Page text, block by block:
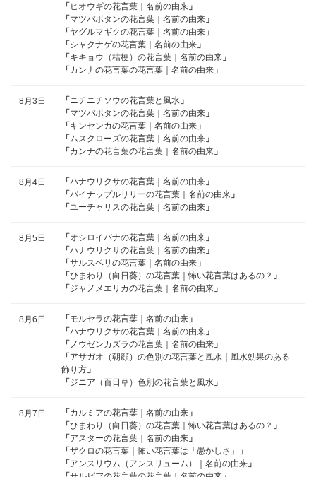
「 ヒオウギの花言葉｜名前の由来 」
「 マツバボタンの花言葉｜名前の由来 」
「 ヤグルマギクの花言葉｜名前の由来 」
「 シャクナゲの花言葉｜名前の由来 」
「 キキョウ（桔梗）の花言葉｜名前の由来 」
「 カンナの花言葉の花言葉｜名前の由来 」
8月3日 「 ニチニチソウの花言葉と風水 」
「 マツバボタンの花言葉｜名前の由来 」
「 キンセンカの花言葉｜名前の由来 」
「 ムスクローズの花言葉｜名前の由来 」
「 カンナの花言葉の花言葉｜名前の由来 」
8月4日 「 ハナウリクサの花言葉｜名前の由来 」
「 パイナップルリリーの花言葉｜名前の由来 」
「 ユーチャリスの花言葉｜名前の由来 」
8月5日 「 オシロイバナの花言葉｜名前の由来 」
「 ハナウリクサの花言葉｜名前の由来 」
「 サルスベリの花言葉｜名前の由来 」
「 ひまわり（向日葵）の花言葉｜怖い花言葉はあるの？ 」
「 ジャノメエリカの花言葉｜名前の由来 」
8月6日 「 モルセラの花言葉｜名前の由来 」
「 ハナウリクサの花言葉｜名前の由来 」
「 ノウゼンカズラの花言葉｜名前の由来 」
「 アサガオ（朝顔）の色別の花言葉と風水｜風水効果のある
飾り方 」
「 ジニア（百日草）色別の花言葉と風水 」
8月7日 「 カルミアの花言葉｜名前の由来 」
「 ひまわり（向日葵）の花言葉｜怖い花言葉はあるの？ 」
「 アスターの花言葉｜名前の由来 」
「 ザクロの花言葉｜怖い花言葉は「愚かしさ」
」
「 アンスリウム（アンスリューム）｜名前の由来 」